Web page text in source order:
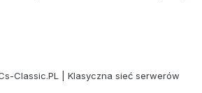
Classic.PL | Klasyczna sieć serwerów